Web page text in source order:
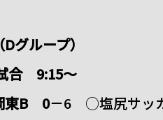
グループ）
合 9:15～
東B 0－6 ○塩尻サッ